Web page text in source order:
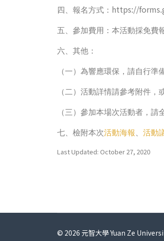
四、報名方式： https://
五、參加費用：本活動採免費
六、其他：
（一）為響應環保，請自行準
（二）活動詳情請參考附件，
（三）參加本場次活動者，
七、檢附本次活動海報 活動
Last Updated: October 27, 2020
© 2026 元智大學 Yuan Ze